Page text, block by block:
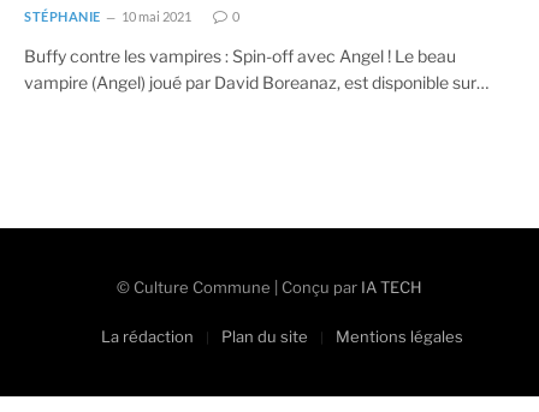
STÉPHANIE 10 mai 2021 0
Buffy contre les vampires : Spin-off avec Angel ! Le beau
vampire (Angel) joué par David Boreanaz, est disponible sur…
© Culture Commune | Conçu par IA TECH
La rédaction Plan du site Mentions légales